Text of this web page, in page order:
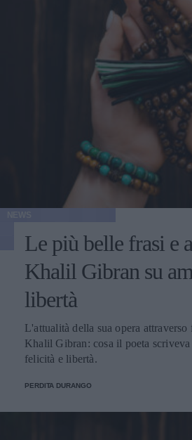
Le più belle frasi e
Khalil Gibran su
libertà
L'attualità della sua opera
Khalil Gibran: cosa il poeta scriveva
felicità e libertà.
PERDITA DURANGO